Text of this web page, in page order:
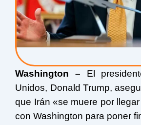
Washington – El
Unidos, Donald Trump,
que Irán «se muere por
con Washington para poner